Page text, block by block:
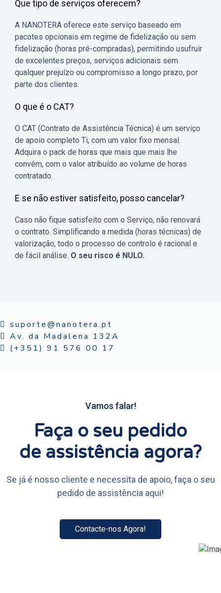
Que tipo de serviços oferecem?
A NANOTERA oferece este serviço baseado em
pacotes opcionais em regime de fidelização ou sem
fidelização (horas pré-compradas), permitindo usufruir
de excelentes preços, serviços adicionais sem
qualquer prejuízo ou compromisso a longo prazo, por
parte dos clientes.
O que é o CAT?
O CAT (Contrato de Assistência Técnica) é um serviço
de apoio completo Ti, com um valor fixo mensal.
Adquira o pack de horas que mais que mais lhe
convém, com o valor atribuído ao volume de horas
contratado.
E se não estiver satisfeito, posso cancelar?
Caso não fique satisfeito com o Serviço, não renovará
o contrato. Simplificando a medida (horas técnicas) de
valorização, todo o processo de controlo é racional e
de fácil análise. O seu risco é NULO.
suporte@nanotera.pt
Av. da Madalena 132A
(+351) 91 576 00 17
Vamos falar!
Faça o seu pedido
de assistência agora?
Se já é nosso cliente e necessita de apoio, faça o seu
pedido de assistência aqui!
Contacte-nos Agora!